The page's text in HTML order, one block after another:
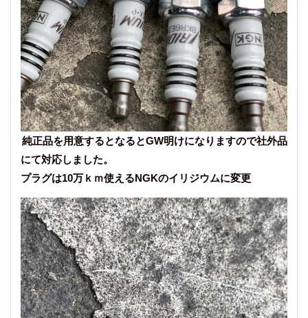
純正品を用意するとなるとGW明けになりますので社外品
にて対応しました。
プラグは10万ｋｍ使えるNGKのイリジウムに変更